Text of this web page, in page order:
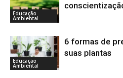
Educação
Ambiental
Educação
Ambiental
6 formas de
suas plantas